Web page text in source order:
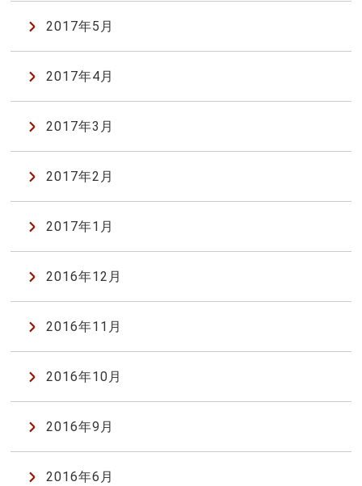
2017年5月
2017年4月
2017年3月
2017年2月
2017年1月
2016年12月
2016年11月
2016年10月
2016年9月
2016年6月